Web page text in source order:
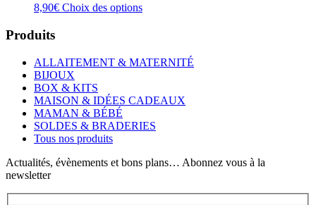
8,90€ Choix des optionsCe
variations.
Les
peuvent
être
choisies
sur
page
du
Produits
ALLAITEMENT & MATERNITÉ
BIJOUX
BOX & KITS
MAISON & IDÉES CADEAUX
MAMAN & BÉBÉ
SOLDES & BRADERIES
Tous nos produits
Actualités, évènements et bons plans… Abonnez vous à la
newsletter